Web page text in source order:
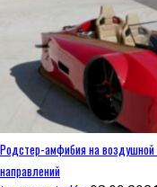
Родстер-амфибия на
направлений